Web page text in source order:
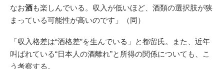
なお酒も楽しんでいる。収入が低いほど、酒類の選択肢が狭
まっている可能性が高いのです」（同）
「収入格差は“酒格差”を生んでいる」と都留氏。また、近年
叫ばれている“日本人の酒離れ”と所得の関係についても、こ
う考察する。